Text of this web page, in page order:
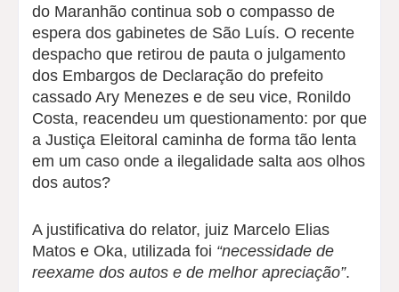
do Maranhão continua sob o compasso de
espera dos gabinetes de São Luís. O recente
despacho que retirou de pauta o julgamento
dos Embargos de Declaração do prefeito
cassado Ary Menezes e de seu vice, Ronildo
Costa, reacendeu um questionamento: por que
a Justiça Eleitoral caminha de forma tão lenta
em um caso onde a ilegalidade salta aos olhos
dos autos?
A justificativa do relator, juiz Marcelo Elias
Matos e Oka, utilizada foi “necessidade de
reexame dos autos e de melhor apreciação”.